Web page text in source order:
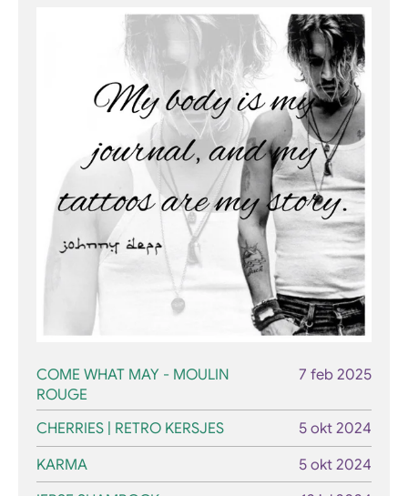
COME WHAT MAY - MOULIN
ROUGE
7 feb 2025
CHERRIES | RETRO KERSJES
5 okt 2024
KARMA
5 okt 2024